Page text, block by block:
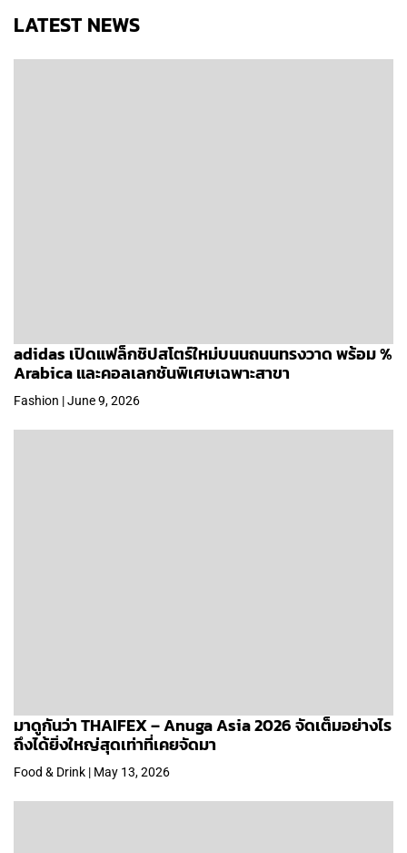
LATEST NEWS
adidas เปิดแฟล็กชิปสโตร์ใหม่บนนถนนทรงวาด พร้อม %
Arabica และคอลเลกชันพิเศษเฉพาะสาขา
Fashion | June 9, 2026
มาดูกันว่า THAIFEX – Anuga Asia 2026 จัดเต็มอย่างไร
ถึงได้ยิ่งใหญ่สุดเท่าที่เคยจัดมา
Food & Drink | May 13, 2026